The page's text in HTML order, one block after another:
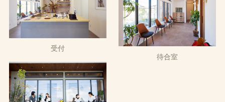
受付
待合室